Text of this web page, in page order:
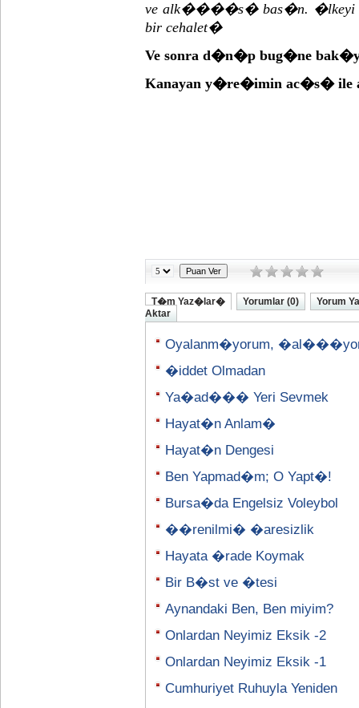
ve alk����s� bas�n. �lkeyi
bir cehalet�
Ve sonra d�n�p bug�ne
Kanayan y�re�imin ac�s�
T�m Yaz�lar� Yorumlar (0)
Yorum
Aktar
Oyalanm�yorum,
�iddet Olmadan
Ya�ad��� Yeri Sevmek
Hayat�n Anlam�
Hayat�n Dengesi
Ben Yapmad�m; O Yapt�!
Bursa�da Engelsiz Voleybol
��renilmi� �aresizlik
Hayata �rade Koymak
Bir B�st ve �tesi
Aynandaki Ben, Ben miyim?
Onlardan Neyimiz Eksik -2
Onlardan Neyimiz Eksik -1
Cumhuriyet Ruhuyla Yeniden